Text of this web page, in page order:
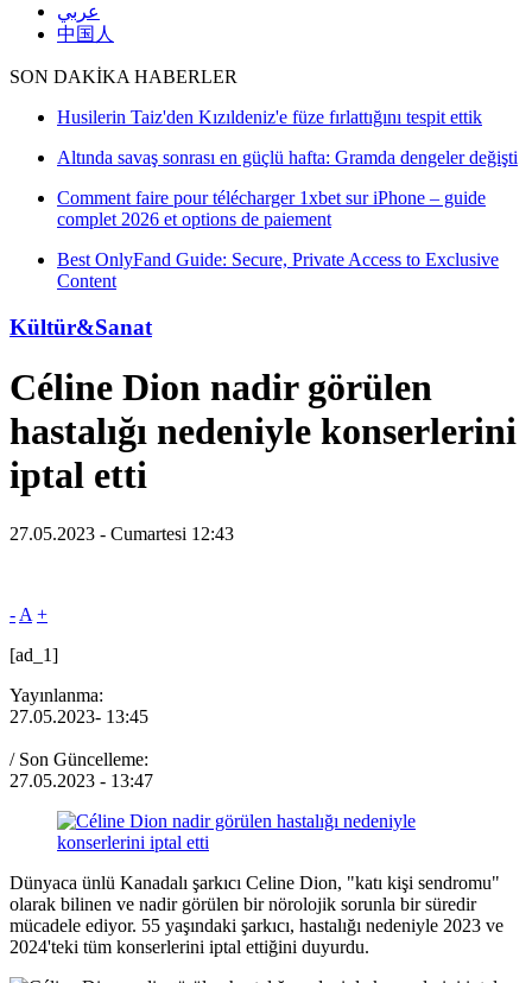
عربي
中国人
SON DAKİKA HABERLER
Husilerin Taiz'den Kızıldeniz'e füze fırlattığını tespit ettik
Altında savaş sonrası en güçlü hafta: Gramda dengeler değişti
Comment faire pour télécharger 1xbet sur iPhone – guide
complet 2026 et options de paiement
Best OnlyFand Guide: Secure, Private Access to Exclusive
Content
Kültür&Sanat
Céline Dion nadir görülen
hastalığı nedeniyle konserlerini
iptal etti
27.05.2023 - Cumartesi 12:43
- A +
[ad_1]
Yayınlanma:
27.05.2023- 13:45
/ Son Güncelleme:
27.05.2023 - 13:47
Dünyaca ünlü Kanadalı şarkıcı Celine Dion, "katı kişi sendromu"
olarak bilinen ve nadir görülen bir nörolojik sorunla bir süredir
mücadele ediyor. 55 yaşındaki şarkıcı, hastalığı nedeniyle 2023 ve
2024'teki tüm konserlerini iptal ettiğini duyurdu.